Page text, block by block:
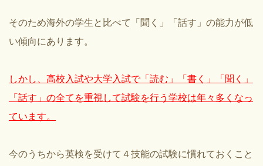
そのため海外の学生と比べて
「聞く」「話す」の能力が低
い傾向にあります。
しかし、高校入試や大学入試で「読む」「書く」「聞く」
「話す」の全てを重視して試験を行う学校は年々多くなっ
ています。
今のうちから英検を受けて４技能の試験に慣れておくこと